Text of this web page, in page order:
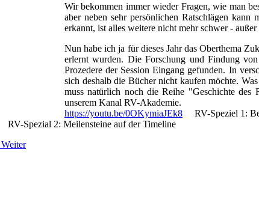
Wir bekommen immer wieder Fragen, wie man
aber neben sehr persönlichen Ratschlägen
erkannt, ist alles weitere nicht mehr schwer -
Nun habe ich ja für dieses Jahr das Oberthema
erlernt wurden. Die Forschung und Findung
Prozedere der Session Eingang gefunden. In
sich deshalb die Bücher nicht kaufen möchte.
muss natürlich noch die Reihe "Geschichte
unserem Kanal RV-Akademie.
https://youtu.be/0OKymiaJEk8 RV-Speziel 1:
RV-Spezial 2: Meilensteine auf der Timeline
Weiter